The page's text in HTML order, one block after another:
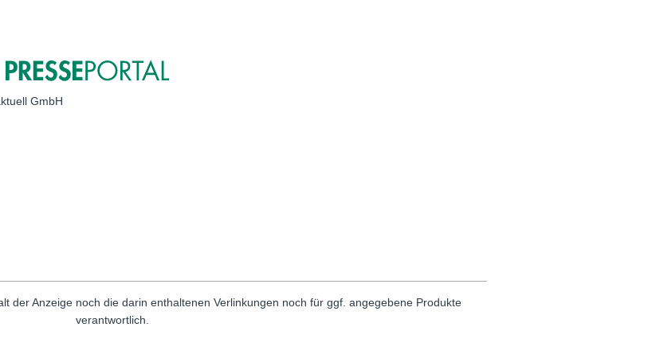
GmbH
der Anzeige noch die darin enthaltenen Verlinkungen noch für ggf. angegebene Produkte
verantwortlich.